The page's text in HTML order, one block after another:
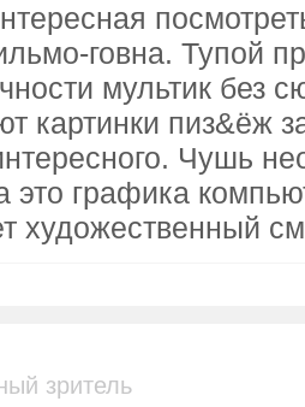
говна. Тупой
мультик без
картинки пиз&ёж
Чушь
это графика
художественный
зритель